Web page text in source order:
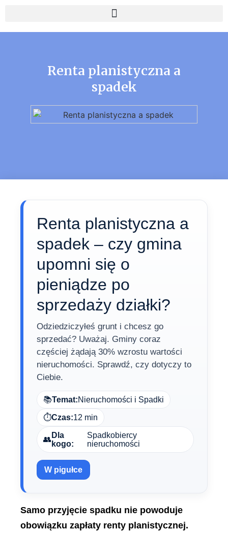
Renta planistyczna a
spadek
Renta planistyczna a
spadek – czy gmina
upomni się o
pieniądze po
sprzedaży działki?
Odziedziczyłeś grunt i chcesz go
sprzedać? Uważaj. Gminy coraz
częściej żądają 30% wzrostu wartości
nieruchomości. Sprawdź, czy dotyczy to
Ciebie.
📚Temat:Nieruchomości i Spadki
⏱️Czas:12 min
👥 Dla
kogo:
Spadkobiercy
nieruchomości
W pigułce
Samo przyjęcie spadku nie powoduje
obowiązku zapłaty renty planistycznej.